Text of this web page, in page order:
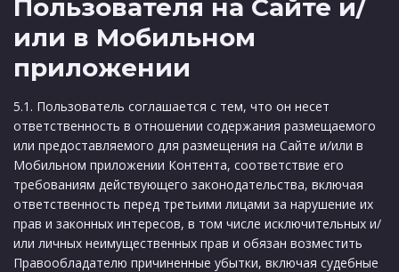
Пользователя на Сайте и/
или в Мобильном
приложении
5.1. Пользователь соглашается с тем, что он несет
ответственность в отношении содержания размещаемого
или предоставляемого для размещения на Сайте и/или в
Мобильном приложении Контента, соответствие его
требованиям действующего законодательства, включая
ответственность перед третьими лицами за нарушение их
прав и законных интересов, в том числе исключительных и/
или личных неимущественных прав и обязан возместить
Правообладателю причиненные убытки, включая судебные